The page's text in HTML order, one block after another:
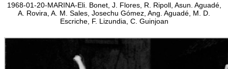
1968-01-20-MARINA-Eli. Bonet, J. Flores, R. Ripoll, Asun. Aguadé,
A. Rovira, A. M. Sales, Josechu Gómez, Ang. Aguadé, M. D.
Escriche, F. Lizundia, C. Guinjoan